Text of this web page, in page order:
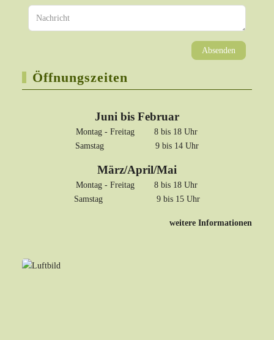
Absenden
Öffnungszeiten
Juni bis Februar
Montag - Freitag 8 bis 18 Uhr
Samstag 9 bis 14 Uhr
März/April/Mai
Montag - Freitag 8 bis 18 Uhr
Samstag 9 bis 15 Uhr
weitere Informationen